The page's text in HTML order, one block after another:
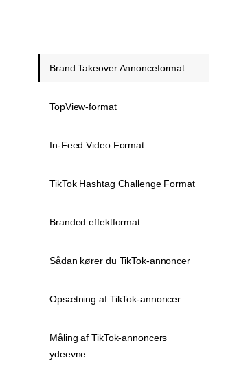
Brand Takeover Annonceformat
TopView-format
In-Feed Video Format
TikTok Hashtag Challenge Format
Branded effektformat
Sådan kører du TikTok-annoncer
Opsætning af TikTok-annoncer
Måling af TikTok-annoncers
ydeevne